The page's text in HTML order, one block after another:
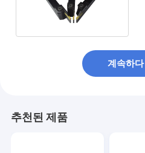
계속하다
추천된 제품